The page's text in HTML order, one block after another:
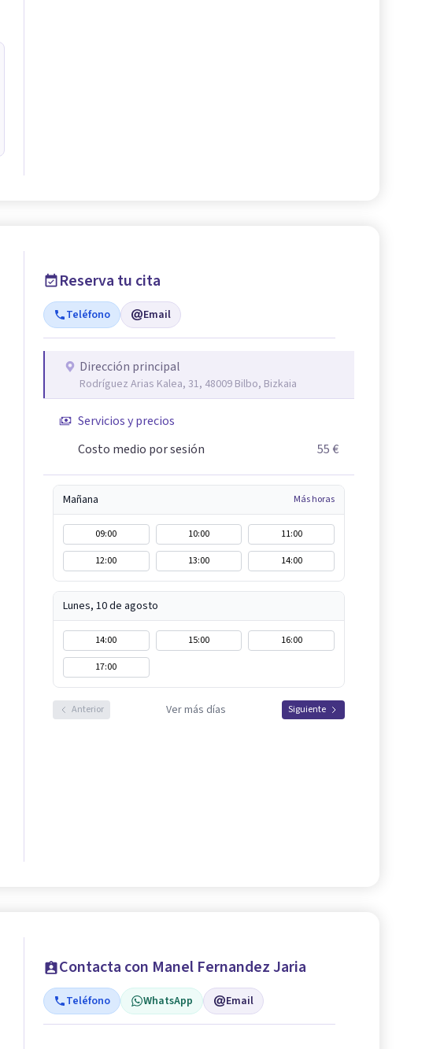
Reserva tu cita
Teléfono Email
Dirección principal
Rodríguez Arias Kalea, 31, 48009 Bilbo, Bizkaia
Servicios y precios
Costo medio por sesión
55 €
Mañana Más horas
09:00 10:00
11:00
12:00
13:00 14:00
Lunes, 10 de agosto
14:00 15:00
16:00
17:00
Anterior Ver más días Siguiente
Contacta con Manel Fernandez Jaria
Teléfono WhatsApp Email